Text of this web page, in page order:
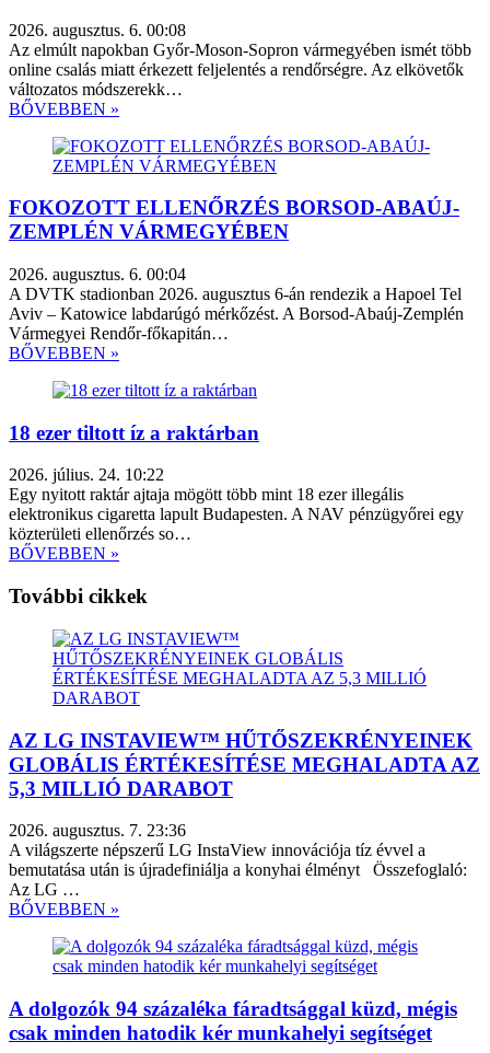
2026. augusztus. 6. 00:08
Az elmúlt napokban Győr-Moson-Sopron vármegyében ismét több
online csalás miatt érkezett feljelentés a rendőrségre. Az elkövetők
változatos módszerekk…
BŐVEBBEN »
FOKOZOTT ELLENŐRZÉS BORSOD-ABAÚJ-
ZEMPLÉN VÁRMEGYÉBEN
2026. augusztus. 6. 00:04
A DVTK stadionban 2026. augusztus 6-án rendezik a Hapoel Tel
Aviv – Katowice labdarúgó mérkőzést. A Borsod-Abaúj-Zemplén
Vármegyei Rendőr-főkapitán…
BŐVEBBEN »
18 ezer tiltott íz a raktárban
2026. július. 24. 10:22
Egy nyitott raktár ajtaja mögött több mint 18 ezer illegális
elektronikus cigaretta lapult Budapesten. A NAV pénzügyőrei egy
közterületi ellenőrzés so…
BŐVEBBEN »
További cikkek
AZ LG INSTAVIEW™ HŰTŐSZEKRÉNYEINEK
GLOBÁLIS ÉRTÉKESÍTÉSE MEGHALADTA AZ
5,3 MILLIÓ DARABOT
2026. augusztus. 7. 23:36
A világszerte népszerű LG InstaView innovációja tíz évvel a
bemutatása után is újradefiniálja a konyhai élményt Összefoglaló:
Az LG …
BŐVEBBEN »
A dolgozók 94 százaléka fáradtsággal küzd, mégis
csak minden hatodik kér munkahelyi segítséget